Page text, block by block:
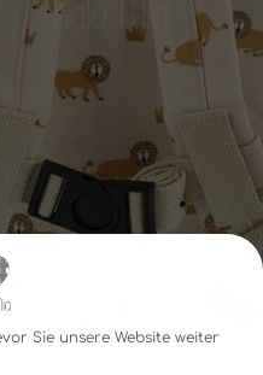
Sie unsere Website weiter